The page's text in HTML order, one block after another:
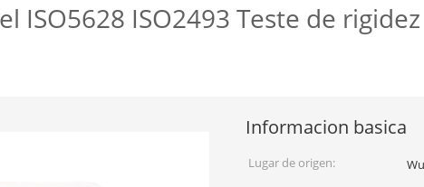
ISO5628 ISO2493 Teste de
Informacion basica
Lugar de origen: